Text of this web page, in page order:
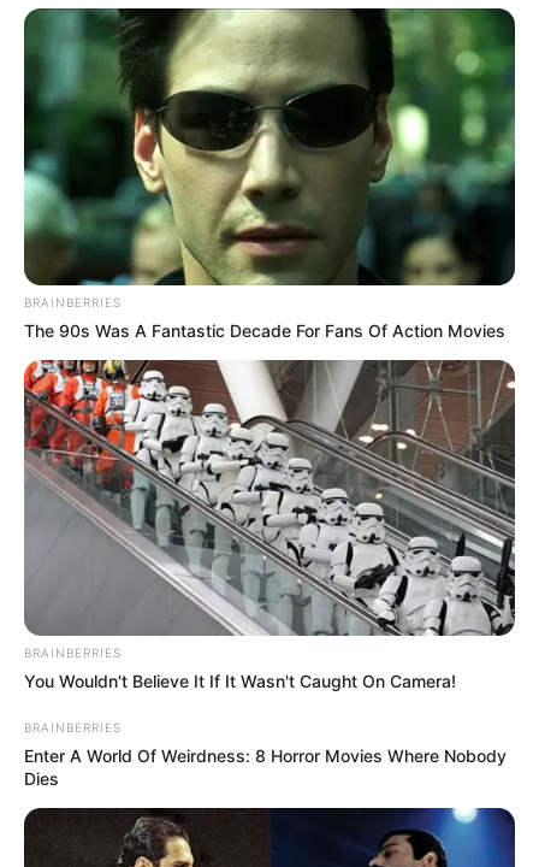
CORABASTOS
Precios en Corabastos hoy 31 de julio
de 2026: alimentos que más bajaron
este viernes
Precios en Corabastos hoy
30 de julio de 2026:
alimentos que más
bajaron este jueves
CORABASTOS
Precios en Corabastos hoy
29 de julio de 2026:
alimentos que más
bajaron este miércoles
Precios en Corabastos hoy
alimentos que más
bajaron este martes
BRAINBERRIES
The 90s Was A Fantastic Decade For Fans Of Action Movies
BRAINBERRIES
You Wouldn't Believe It If It Wasn't Caught On Camera!
BRAINBERRIES
Enter A World Of Weirdness: 8 Horror Movies Where Nobody
Dies